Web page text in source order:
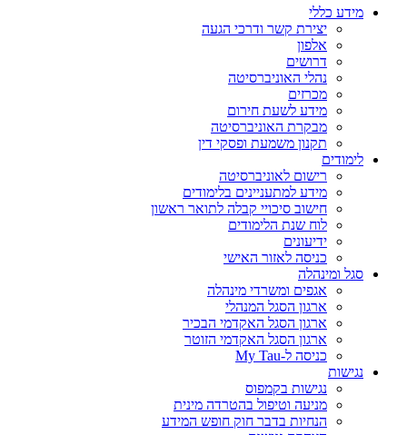
מידע כללי
יצירת קשר ודרכי הגעה
אלפון
דרושים
נהלי האוניברסיטה
מכרזים
מידע לשעת חירום
מבקרת האוניברסיטה
תקנון משמעת ופסקי דין
לימודים
רישום לאוניברסיטה
מידע למתעניינים בלימודים
חישוב סיכויי קבלה לתואר ראשון
לוח שנת הלימודים
ידיעונים
כניסה לאזור האישי
סגל ומינהלה
אגפים ומשרדי מינהלה
ארגון הסגל המנהלי
ארגון הסגל האקדמי הבכיר
ארגון הסגל האקדמי הזוטר
כניסה ל-My Tau
נגישות
נגישות בקמפוס
מניעה וטיפול בהטרדה מינית
הנחיות בדבר חוק חופש המידע